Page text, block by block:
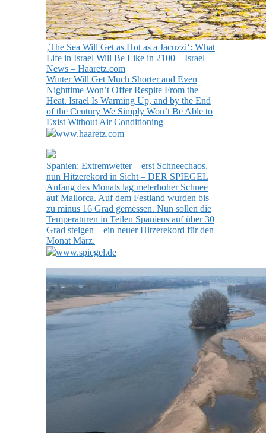
‚The Sea Will Get as Hot as a Jacuzzi‘: What
Life in Israel Will Be Like in 2100 – Israel
News – Haaretz.com
Winter Will Get Much Shorter and Even
Nighttime Won’t Offer Respite From the
Heat. Israel Is Warming Up, and by the End
of the Century We Simply Won’t Be Able to
Exist Without Air Conditioning
www.haaretz.com
Spanien: Extremwetter – erst Schneechaos,
nun Hitzerekord in Sicht – DER SPIEGEL
Anfang des Monats lag meterhoher Schnee
auf Mallorca. Auf dem Festland wurden bis
zu minus 16 Grad gemessen. Nun sollen die
Temperaturen in Teilen Spaniens auf über 30
Grad steigen – ein neuer Hitzerekord für den
Monat März.
www.spiegel.de